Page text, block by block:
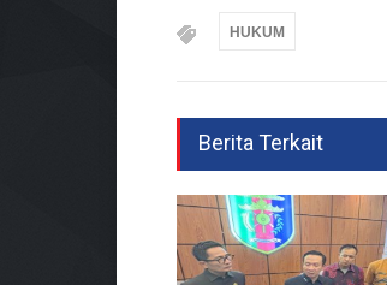
HUKUM
Berita Terkait